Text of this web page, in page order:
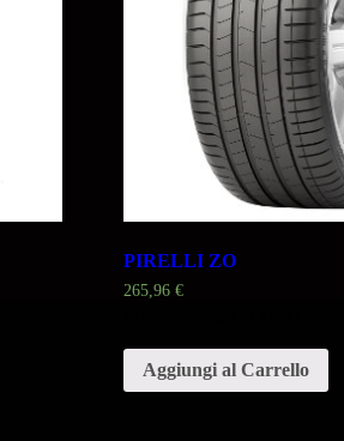
PIRELLI ZO
265,96€
Aggiungi al Carrello